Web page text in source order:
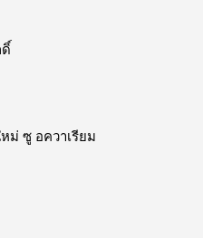
ม่ ซู อควาเรียม